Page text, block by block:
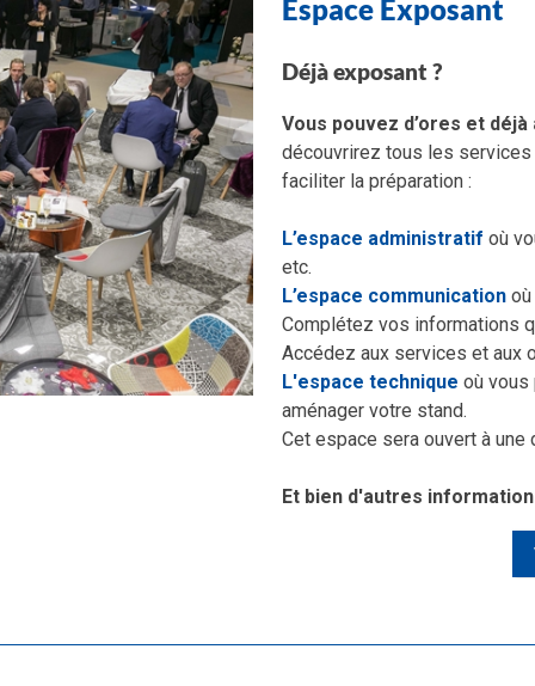
Espace Exposant
Déjà exposant ?
Vous pouvez d’ores et
découvrirez tous les
faciliter la préparation :
L’espace administratif où
etc.
L’espace communication
Complétez vos informations
Accédez aux services et aux
L'espace techniqueoù vous
aménager votre stand.
Cet espace sera ouvert à une
Et bien d'autres